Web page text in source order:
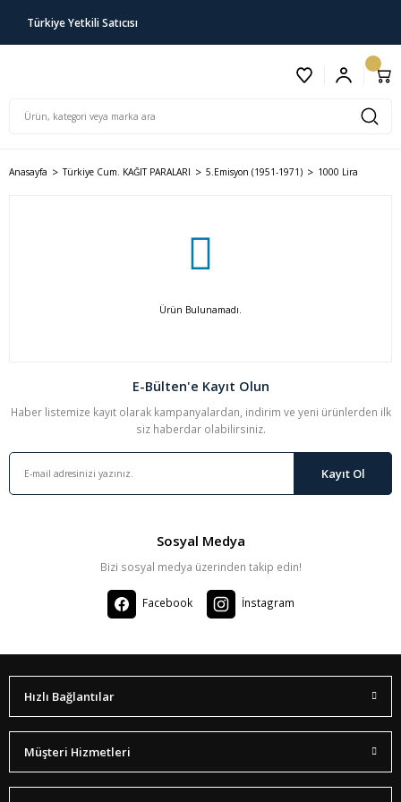
Türkiye Yetkili Satıcısı
Anasayfa Türkiye Cum. KAĞIT PARALARI 5.Emisyon (1951-1971) 1000 Lira
Ürün Bulunamadı.
E-Bülten'e Kayıt Olun
Haber listemize kayıt olarak kampanyalardan, indirim ve yeni ürünlerden ilk
siz haberdar olabilirsiniz.
Kayıt Ol
Sosyal Medya
Bizi sosyal medya üzerinden takip edin!
Facebook İnstagram
Hızlı Bağlantılar
Müşteri Hizmetleri